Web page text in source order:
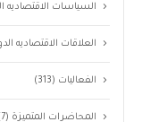
السياسات الاقتصاديه
العلاقات الاقتصاديه
الفعاليات (313)
المحاضرات المتميزة (7)